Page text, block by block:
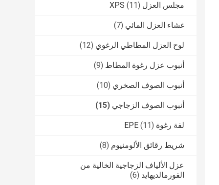
مجلس العزل XPS (11)
غشاء العزل المائي (7)
لوح العزل المطاطي الرغوي (12)
أنبوب عزل رغوة المطاط (9)
أنبوب الصوف الصخري (10)
أنبوب الصوف الزجاجي (15)
لفة رغوة EPE (11)
شريط رقائق الألومنيوم (8)
عزل الألياف الزجاجية الخالية من
الفورمالديهايد (6)